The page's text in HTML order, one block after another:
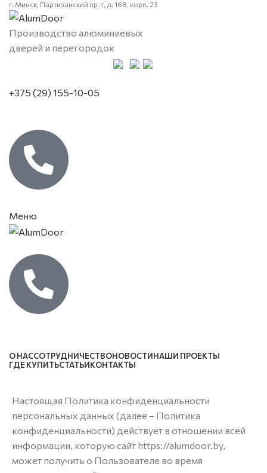
г. Минск, Партизанский пр-т, д. 168, корп. 23
Производство алюминиевых
дверей и перегородок
+375 (29) 155-10-05
Меню
О НАССОТРУДНИЧЕСТВОНОВОСТИНАШИ ПРОЕКТЫ
ГДЕ КУПИТЬСТАТЬИКОНТАКТЫ
Настоящая Политика конфиденциальности
персональных данных (далее – Политика
конфиденциальности) действует в отношении всей
информации, которую сайт https://alumdoor.by,
может получить о Пользователе во время